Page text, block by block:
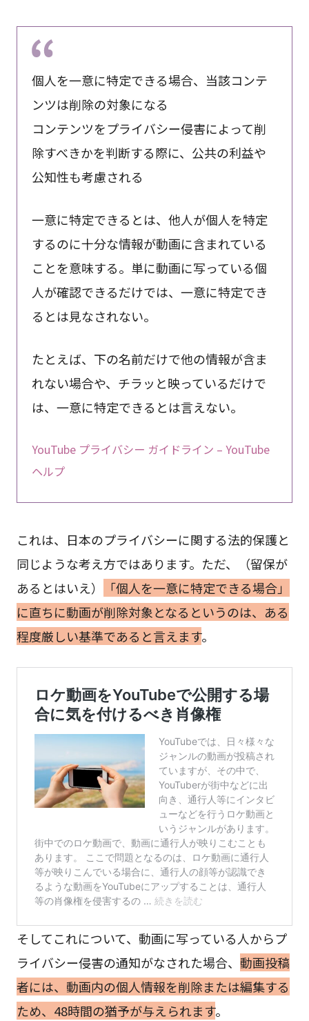
個人を一意に特定できる場合、当該コンテ
ンツは削除の対象になる
コンテンツをプライバシー侵害によって削
除すべきかを判断する際に、公共の利益や
公知性も考慮される
一意に特定できるとは、他人が個人を特定
するのに十分な情報が動画に含まれている
ことを意味する。単に動画に写っている個
人が確認できるだけでは、一意に特定でき
るとは見なされない。
たとえば、下の名前だけで他の情報が含ま
れない場合や、チラッと映っているだけで
は、一意に特定できるとは言えない。
YouTube プライバシー ガイドライン – YouTube
ヘルプ
これは、日本のプライバシーに関する法的保護と
同じような考え方ではあります。ただ、（留保が
あるとはいえ）
「個人を一意に特定できる場合」
に直ちに動画が削除対象となるというのは、ある
程度厳しい基準であると言えます。
そしてこれについて、動画に写っている人からプ
ライバシー侵害の通知がなされた場合、 動画投稿
者には、動画内の個人情報を削除または編集する
ため、48時間の猶予が与えられます。